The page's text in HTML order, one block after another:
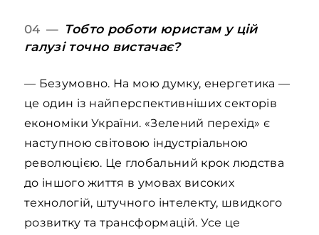
04 — Тобто роботи юристам у цій
галузі точно вистачає?
— Безумовно. На мою думку, енергетика —
це один із найперспективніших секторів
економіки України. «Зелений перехід» є
наступною світовою індустріальною
революцією. Це глобальний крок людства
до іншого життя в умовах високих
технологій, штучного інтелекту, швидкого
розвитку та трансформацій. Усе це